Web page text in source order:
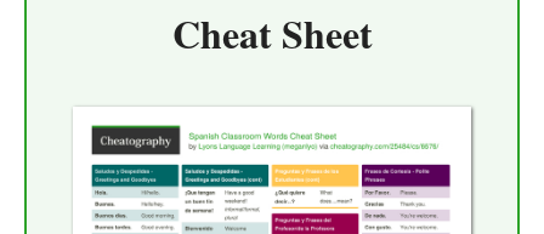
Cheat Sheet